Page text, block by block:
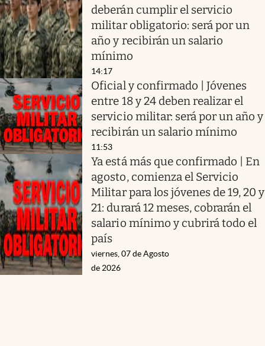
deberán cumplir el servicio
militar obligatorio: será por un
año y recibirán un salario
mínimo
14:17
Oficial y confirmado | Jóvenes
entre 18 y 24 deben realizar el
servicio militar: será por un año y
recibirán un salario mínimo
11:53
Ya está más que confirmado | En
agosto, comienza el Servicio
Militar para los jóvenes de 19, 20 y
21: durará 12 meses, cobrarán el
salario mínimo y cubrirá todo el
país
viernes, 07 de Agosto
de 2026